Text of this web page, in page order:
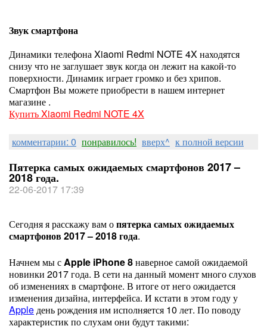
Звук смартфона
Динамики телефона Xiaomi Redmi NOTE 4X находятся
снизу что не заглушает звук когда он лежит на какой-то
поверхности. Динамик играет громко и без хрипов.
Смартфон Вы можете приобрести в нашем интернет
магазине .
Купить Xiaomi Redmi NOTE 4X
комментарии: 0 понравилось! вверх^ к полной версии
Пятерка самых ожидаемых смартфонов 2017 –
2018 года.
22-06-2017 17:39
Сегодня я расскажу вам опятерка самых ожидаемых
смартфонов 2017 – 2018 года.
Начнем мы сApple iPhone 8наверное самой ожидаемой
новинки 2017 года. В сети на данный момент много слухов
об изменениях в смартфоне. В итоге от него ожидается
изменения дизайна, интерфейса. И кстати в этом году у
Appleдень рождения им исполняется 10 лет. По поводу
характеристик по слухам они будут такими: